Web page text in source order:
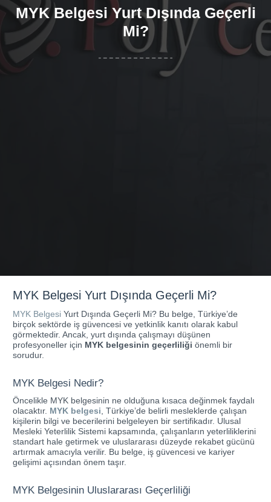
MYK Belgesi Yurt Dışında Geçerli
Mi?
MYK Belgesi Yurt Dışında Geçerli Mi?
MYK Belgesi Yurt Dışında Geçerli Mi? Bu belge, Türkiye’de
birçok sektörde iş güvencesi ve yetkinlik kanıtı olarak kabul
görmektedir. Ancak, yurt dışında çalışmayı düşünen
profesyoneller için MYK belgesinin geçerliliği önemli bir
sorudur.
MYK Belgesi Nedir?
Öncelikle MYK belgesinin ne olduğuna kısaca değinmek faydalı
olacaktır. MYK belgesi, Türkiye’de belirli mesleklerde çalışan
kişilerin bilgi ve becerilerini belgeleyen bir sertifikadır. Ulusal
Mesleki Yeterlilik Sistemi kapsamında, çalışanların yeterliliklerini
standart hale getirmek ve uluslararası düzeyde rekabet gücünü
artırmak amacıyla verilir. Bu belge, iş güvencesi ve kariyer
gelişimi açısından önem taşır.
MYK Belgesinin Uluslararası Geçerliliği